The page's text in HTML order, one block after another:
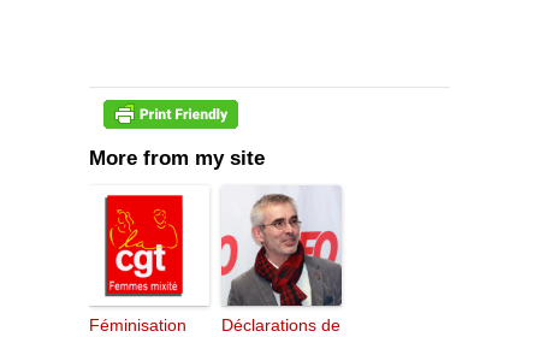
More from my site
Féminisation
Déclarations de